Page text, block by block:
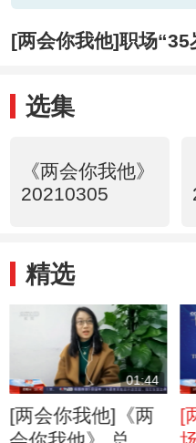
[两会你我他]职场“35
选集
《两会你我他》
20210305
精选
01:44
[两会你我他]《两
[